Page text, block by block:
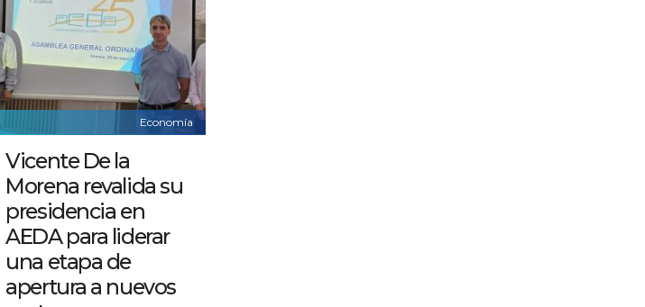
Economía
Vicente De la
Morena revalida su
presidencia en
AEDA para liderar
una etapa de
apertura a nuevos